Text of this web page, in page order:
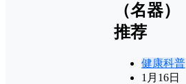
（名器）
推荐
健康科普
1月16日